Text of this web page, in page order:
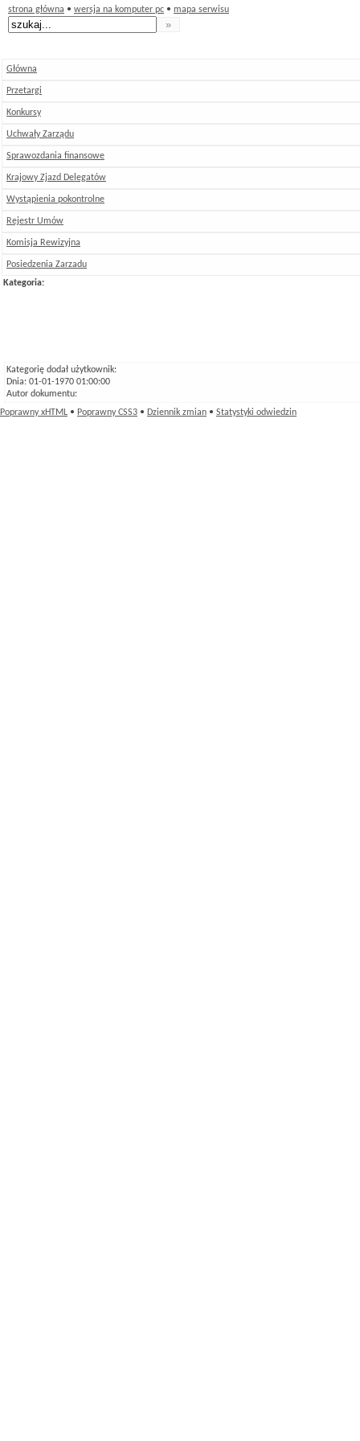
strona główna • wersja na komputer pc • mapa serwisu
Główna
Przetargi
Konkursy
Uchwały Zarządu
Sprawozdania finansowe
Krajowy Zjazd Delegatów
Wystąpienia pokontrolne
Rejestr Umów
Komisja Rewizyjna
Posiedzenia Zarzadu
Kategoria:
Kategorię dodał użytkownik:
Dnia: 01-01-1970 01:00:00
Autor dokumentu:
Poprawny xHTML • Poprawny CSS3 • Dziennik zmian • Statystyki odwiedzin